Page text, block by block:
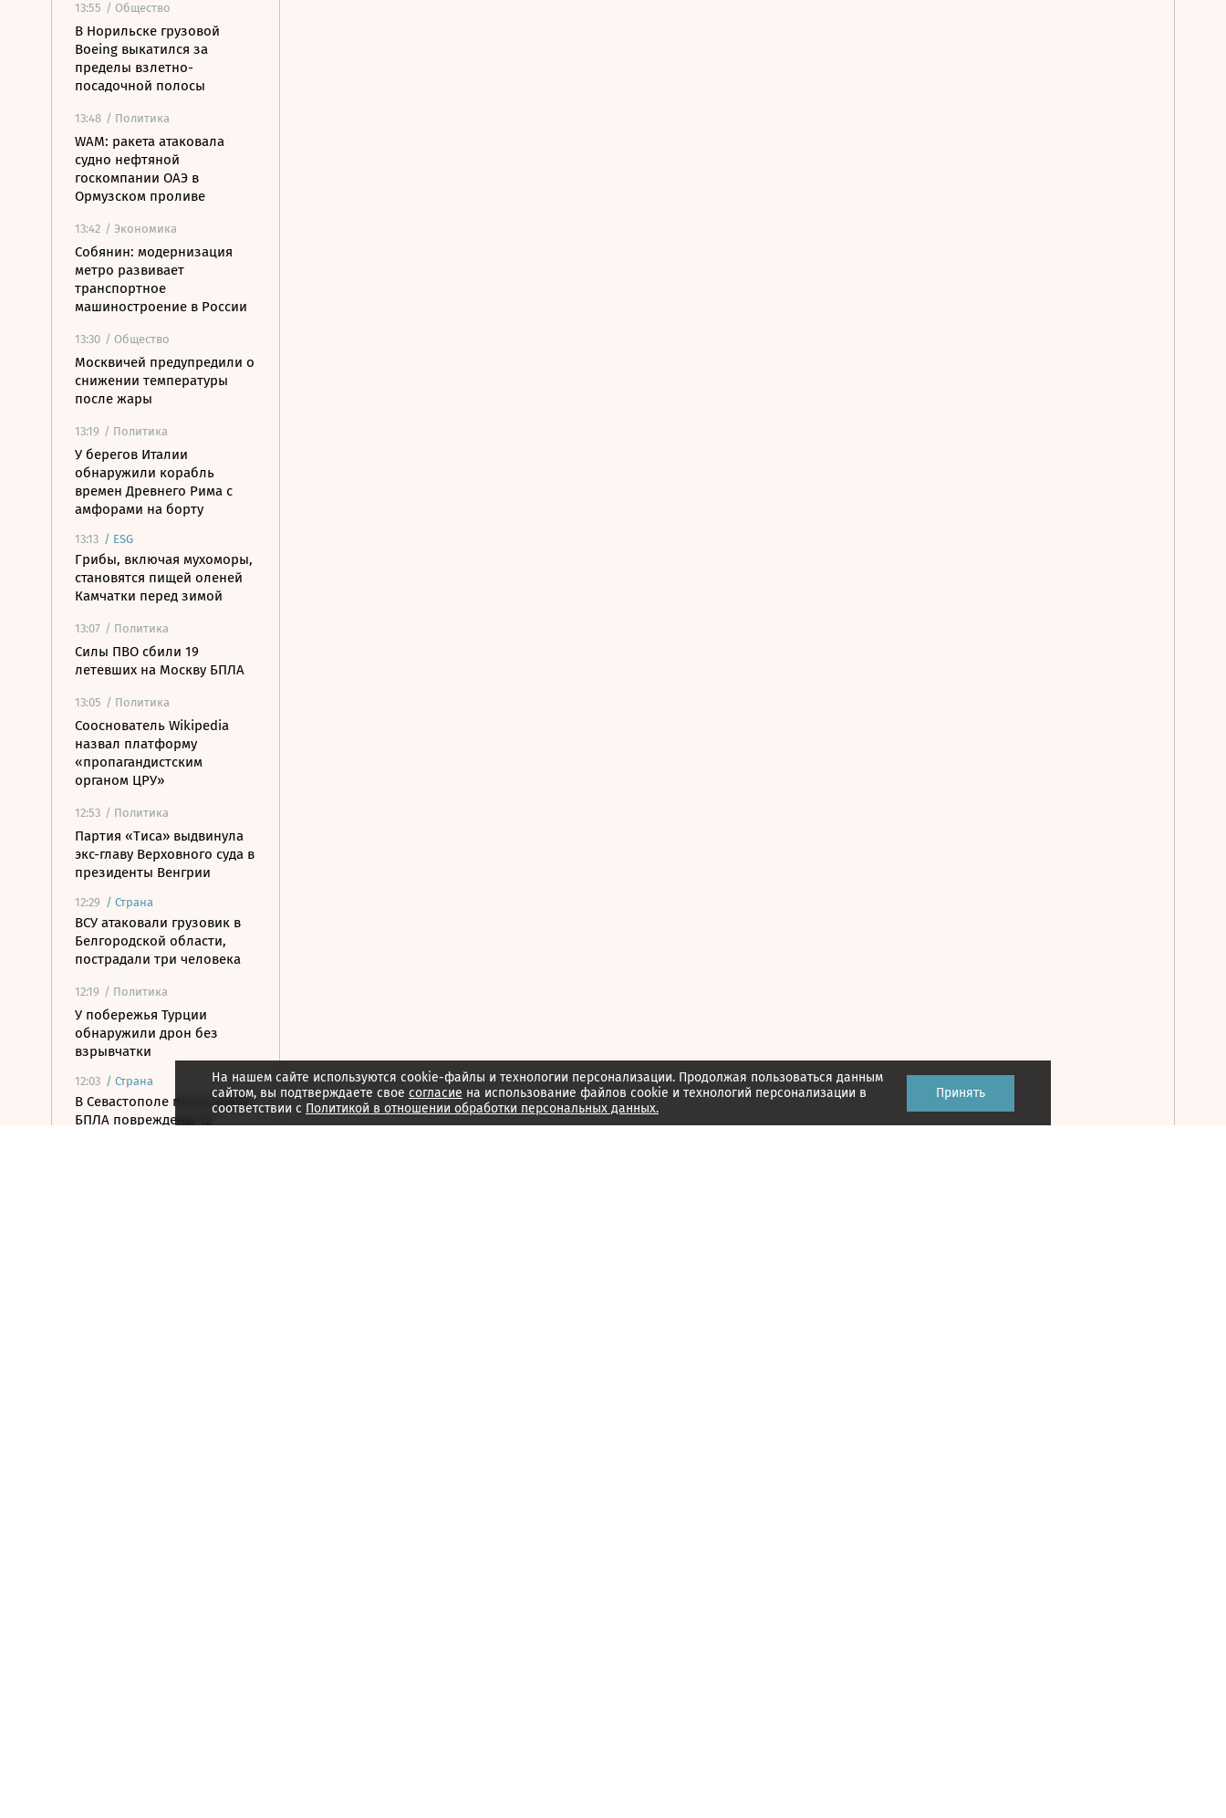
13:55 / Общество
В Норильске грузовой
Boeing выкатился за
пределы взлетно-
посадочной полосы
13:48 / Политика
WAM: ракета атаковала
судно нефтяной
госкомпании ОАЭ в
Ормузском проливе
13:42 / Экономика
Собянин: модернизация
метро развивает
транспортное
машиностроение в России
13:30 / Общество
Москвичей предупредили о
снижении температуры
после жары
13:19 / Политика
У берегов Италии
обнаружили корабль
времен Древнего Рима с
амфорами на борту
13:13 / ESG
Грибы, включая мухоморы,
становятся пищей оленей
Камчатки перед зимой
13:07 / Политика
Силы ПВО сбили 19
летевших на Москву БПЛА
13:05 / Политика
Сооснователь Wikipedia
назвал платформу
«пропагандистским
органом ЦРУ»
12:53 / Политика
Партия «Тиса» выдвинула
экс-главу Верховного суда в
президенты Венгрии
12:29 / Страна
ВСУ атаковали грузовик в
Белгородской области,
пострадали три человека
12:19 / Политика
У побережья Турции
обнаружили дрон без
взрывчатки
12:03 / Страна
В Севастополе после атаки
БПЛА повреждены 12
На нашем сайте используются cookie-файлы и технологии персонализации. Продолжая пользоваться данным
сайтом, вы подтверждаете свое согласие на использование файлов cookie и технологий персонализации в
соответствии с Политикой в отношении обработки персональных данных.
Принять